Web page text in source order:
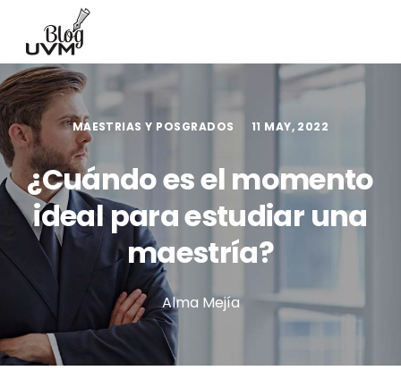
MAESTRIAS Y POSGRADOS 11 MAY, 2022
¿Cuándo es el momento
ideal para estudiar una
maestría?
Alma Mejía